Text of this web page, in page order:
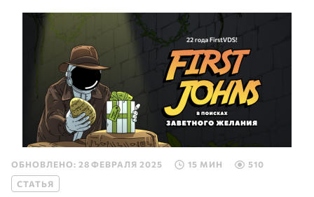
ОБНОВЛЕНО: 28 ФЕВРАЛЯ 2025 15 МИН
510
СТАТЬЯ